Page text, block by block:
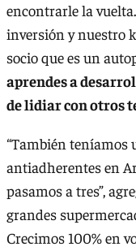
encontrarle la
inversión y nuestro
socio que es un
aprendes a
de lidiar con otros
“También teníamos
antiadherentes en
pasamos a tres”,
grandes
Crecimos 100% en